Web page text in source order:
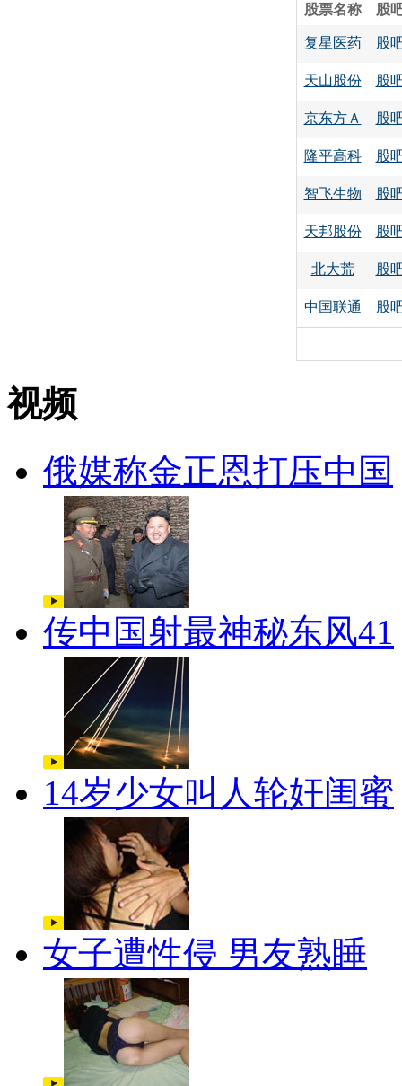
股票名称 股
复星医药 股
天山股份 股
京东方Ａ 股
隆平高科 股
智飞生物 股
天邦股份 股
北大荒 股
中国联通 股
视频
俄媒称金正恩打压中国
传中国射最神秘东风41
14岁少女叫人轮奸闺蜜
女子遭性侵 男友熟睡